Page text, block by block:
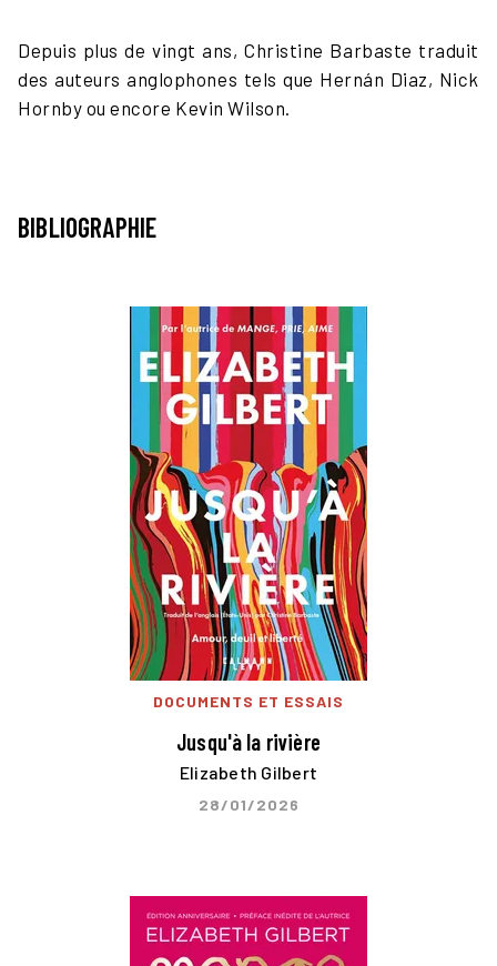
Depuis plus de vingt ans, Christine Barbaste traduit
des auteurs anglophones tels que Hernán Diaz, Nick
Hornby ou encore Kevin Wilson.
BIBLIOGRAPHIE
DOCUMENTS ET ESSAIS
Jusqu'à la rivière
Elizabeth Gilbert
28/01/2026